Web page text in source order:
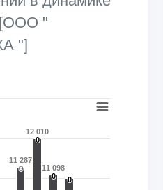
[ООО "
"]
categories.
displaying Кол-во поверок, шт..
11 287
12 010
11 098
0
0
0
0
0
0 0
0